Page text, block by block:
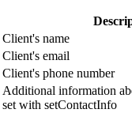
Client's name
Client's email
Client's phone number
Additional information
set with setContactInfo